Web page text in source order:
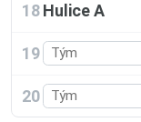
18 Hulice A
19
20